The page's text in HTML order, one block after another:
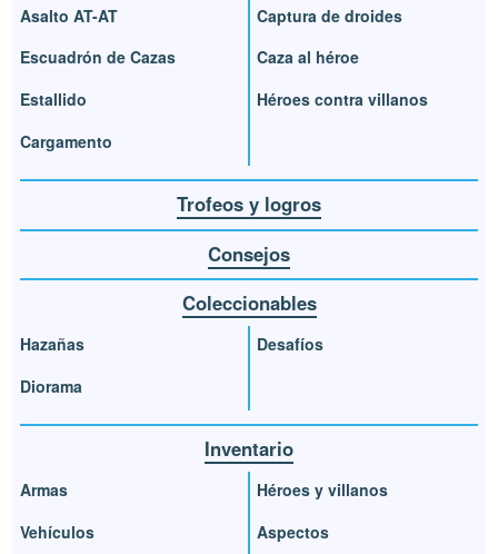
Asalto AT-AT
Escuadrón de Cazas
Estallido
Cargamento
Captura de droides
Caza al héroe
Héroes contra villanos
Trofeos y logros
Consejos
Coleccionables
Hazañas
Diorama
Desafíos
Inventario
Armas
Vehículos
Héroes y villanos
Aspectos